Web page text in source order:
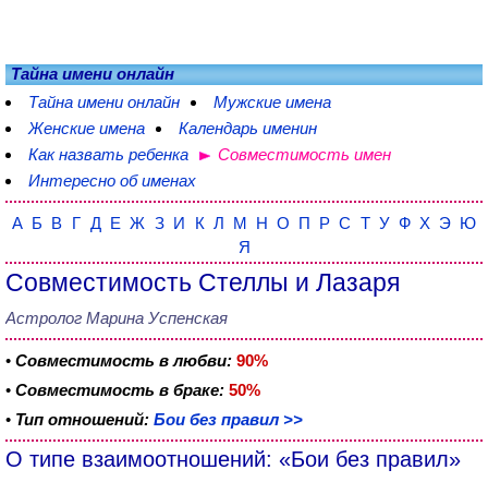
Тайна имени онлайн
Тайна имени онлайн
Мужские имена
Женские имена
Календарь именин
Как назвать ребенка
Совместимость имен
Интересно об именах
А Б В Г Д Е Ж З И К Л М Н О П Р С Т У Ф Х Э Ю
Я
Совместимость Стеллы и Лазаря
Астролог Марина Успенская
• Совместимость в любви: 90%
• Совместимость в браке: 50%
• Тип отношений: Бои без правил >>
О типе взаимоотношений: «Бои без правил»